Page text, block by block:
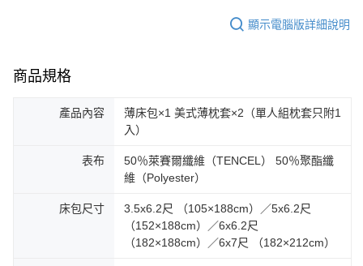
顯示電腦版詳細說明
商品規格
產品內容
薄床包×1 美式薄枕套×2（單人組枕套只附1
入）
表布
50％萊賽爾纖維（TENCEL） 50％聚酯纖
維（Polyester）
床包尺寸
3.5x6.2尺 （105×188cm）／5x6.2尺
（152×188cm）／6x6.2尺
（182×188cm）／6x7尺 （182×212cm）